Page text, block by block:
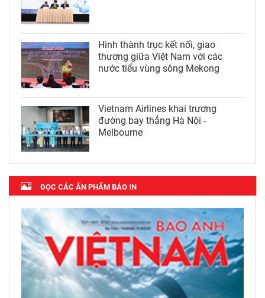
Hình thành trục kết nối, giao
thương giữa Việt Nam với các
nước tiểu vùng sông Mekong
Vietnam Airlines khai trương
đường bay thẳng Hà Nội -
Melbourne
ĐỌC CÁC ẤN PHẨM BÁO IN